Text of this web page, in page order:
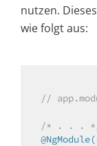
nutzen.
wie folgt aus:
//
/* . . .